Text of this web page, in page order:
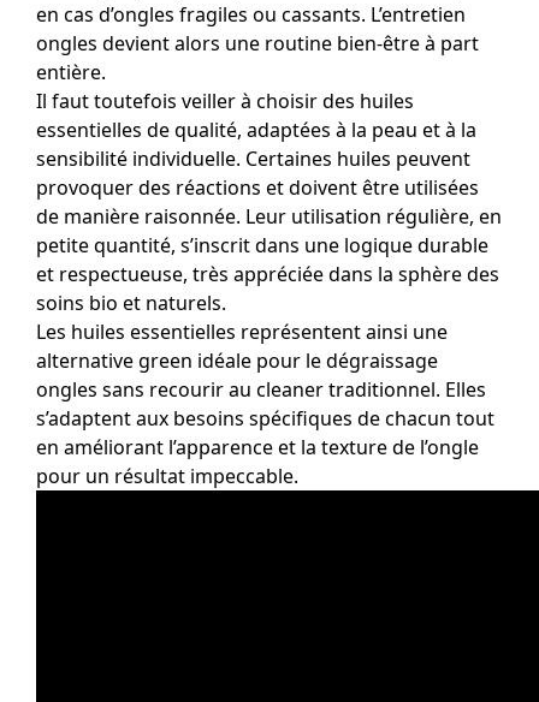
en cas d’ongles fragiles ou cassants. L’entretien
ongles devient alors une routine bien-être à part
entière.
Il faut toutefois veiller à choisir des huiles
essentielles de qualité, adaptées à la peau et à la
sensibilité individuelle. Certaines huiles peuvent
provoquer des réactions et doivent être utilisées
de manière raisonnée. Leur utilisation régulière, en
petite quantité, s’inscrit dans une logique durable
et respectueuse, très appréciée dans la sphère des
soins bio et naturels.
Les huiles essentielles représentent ainsi une
alternative green idéale pour le dégraissage
ongles sans recourir au cleaner traditionnel. Elles
s’adaptent aux besoins spécifiques de chacun tout
en améliorant l’apparence et la texture de l’ongle
pour un résultat impeccable.